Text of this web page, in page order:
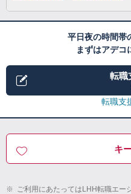
平日夜の時間帯
まずはアデコ
転職
転職支
キ
※ ご利用にあたってはLHH転職エー